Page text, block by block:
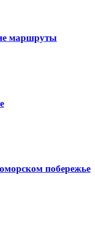
маршруты
побережье